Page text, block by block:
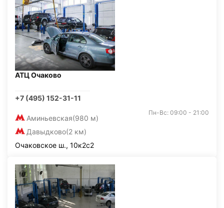
АТЦ Очаково
+7 (495) 152-31-11
Аминьевская(980 м)
Давыдково(2 км)
Пн-Вс: 09:00 - 21:00
Очаковское ш., 10к2с2